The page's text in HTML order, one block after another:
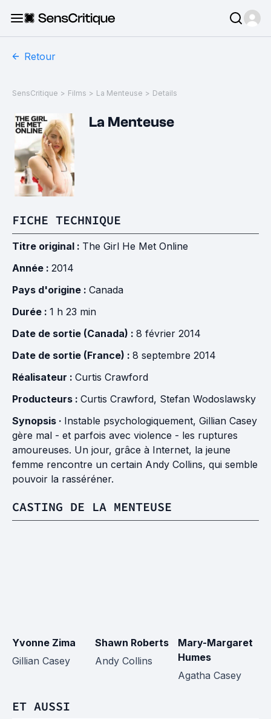
Retour
SensCritique > Films > La Menteuse > Details
La Menteuse
FICHE TECHNIQUE
Titre original : The Girl He Met Online
Année : 2014
Pays d'origine : Canada
Durée : 1 h 23 min
Date de sortie (Canada) : 8 février 2014
Date de sortie (France) : 8 septembre 2014
Réalisateur : Curtis Crawford
Producteurs : Curtis Crawford, Stefan Wodoslawsky
Synopsis · Instable psychologiquement, Gillian Casey
gère mal - et parfois avec violence - les ruptures
amoureuses. Un jour, grâce à Internet, la jeune
femme rencontre un certain Andy Collins, qui semble
pouvoir la rasséréner.
CASTING DE LA MENTEUSE
Yvonne Zima
Gillian Casey
Shawn Roberts
Andy Collins
Mary-Margaret
Humes
Agatha Casey
ET AUSSI